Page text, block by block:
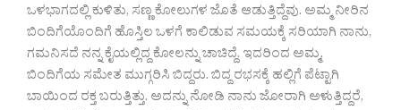
ಒಳಭಾಗದಲ್ಲಿ ಕುಳಿತು, ಸಣ್ಣ ಕೋಲುಗಳ ಜೊತೆ ಆಡುತ್ತಿದ್ದೆವು. ಅಮ್ಮ ನೀರಿನ
ಬಿಂದಿಗೆಯೊಂದಿಗೆ ಹೊಸ್ತಿಲ ಒಳಗೆ ಕಾಲಿಡುವ ಸಮಯಕ್ಕೆ ಸರಿಯಾಗಿ ನಾನು,
ಗಮನಿಸದೆ ನನ್ನ ಕೈಯಲ್ಲಿದ್ದ ಕೋಲನ್ನು ಚಾಚಿದ್ದೆ. ಇದರಿಂದ ಅಮ್ಮ,
ಬಿಂದಿಗೆಯ ಸಮೇತ ಮುಗ್ಗರಿಸಿ ಬಿದ್ದರು. ಬಿದ್ದ ರಭಸಕ್ಕೆ ಹಲ್ಲಿಗೆ ಪೆಟ್ಟಾಗಿ
ಬಾಯಿಂದ ರಕ್ತ ಬರುತ್ತಿತ್ತು. ಅದನ್ನು ನೋಡಿ ನಾನು ಜೋರಾಗಿ ಅಳುತ್ತಿದ್ದರೆ,